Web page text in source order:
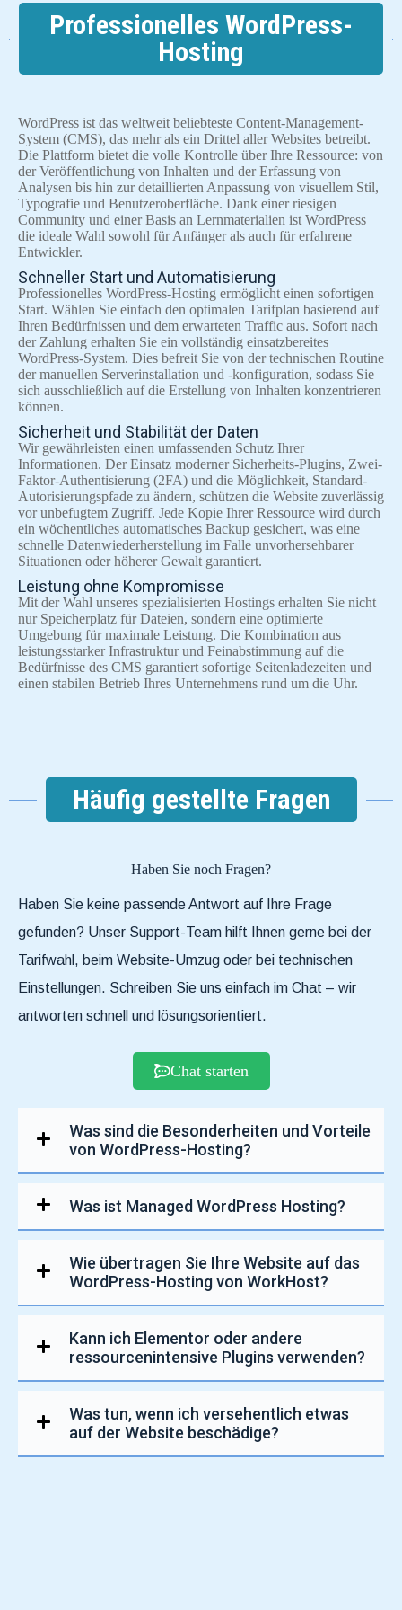
Professionelles WordPress-
Hosting
WordPress ist das weltweit beliebteste Content-Management-
System (CMS), das mehr als ein Drittel aller Websites betreibt.
Die Plattform bietet die volle Kontrolle über Ihre Ressource: von
der Veröffentlichung von Inhalten und der Erfassung von
Analysen bis hin zur detaillierten Anpassung von visuellem Stil,
Typografie und Benutzeroberfläche. Dank einer riesigen
Community und einer Basis an Lernmaterialien ist WordPress
die ideale Wahl sowohl für Anfänger als auch für erfahrene
Entwickler.
Schneller Start und Automatisierung
Professionelles WordPress-Hosting ermöglicht einen sofortigen
Start. Wählen Sie einfach den optimalen Tarifplan basierend auf
Ihren Bedürfnissen und dem erwarteten Traffic aus. Sofort nach
der Zahlung erhalten Sie ein vollständig einsatzbereites
WordPress-System. Dies befreit Sie von der technischen Routine
der manuellen Serverinstallation und -konfiguration, sodass Sie
sich ausschließlich auf die Erstellung von Inhalten konzentrieren
können.
Sicherheit und Stabilität der Daten
Wir gewährleisten einen umfassenden Schutz Ihrer
Informationen. Der Einsatz moderner Sicherheits-Plugins, Zwei-
Faktor-Authentisierung (2FA) und die Möglichkeit, Standard-
Autorisierungspfade zu ändern, schützen die Website zuverlässig
vor unbefugtem Zugriff. Jede Kopie Ihrer Ressource wird durch
ein wöchentliches automatisches Backup gesichert, was eine
schnelle Datenwiederherstellung im Falle unvorhersehbarer
Situationen oder höherer Gewalt garantiert.
Leistung ohne Kompromisse
Mit der Wahl unseres spezialisierten Hostings erhalten Sie nicht
nur Speicherplatz für Dateien, sondern eine optimierte
Umgebung für maximale Leistung. Die Kombination aus
leistungsstarker Infrastruktur und Feinabstimmung auf die
Bedürfnisse des CMS garantiert sofortige Seitenladezeiten und
einen stabilen Betrieb Ihres Unternehmens rund um die Uhr.
Häufig gestellte Fragen
Haben Sie noch Fragen?
Haben Sie keine passende Antwort auf Ihre Frage
gefunden? Unser Support-Team hilft Ihnen gerne bei der
Tarifwahl, beim Website-Umzug oder bei technischen
Einstellungen. Schreiben Sie uns einfach im Chat – wir
antworten schnell und lösungsorientiert.
Chat starten
Was sind die Besonderheiten und Vorteile
von WordPress-Hosting?
Was ist Managed WordPress Hosting?
Wie übertragen Sie Ihre Website auf das
WordPress-Hosting von WorkHost?
Kann ich Elementor oder andere
ressourcenintensive Plugins verwenden?
Was tun, wenn ich versehentlich etwas
auf der Website beschädige?